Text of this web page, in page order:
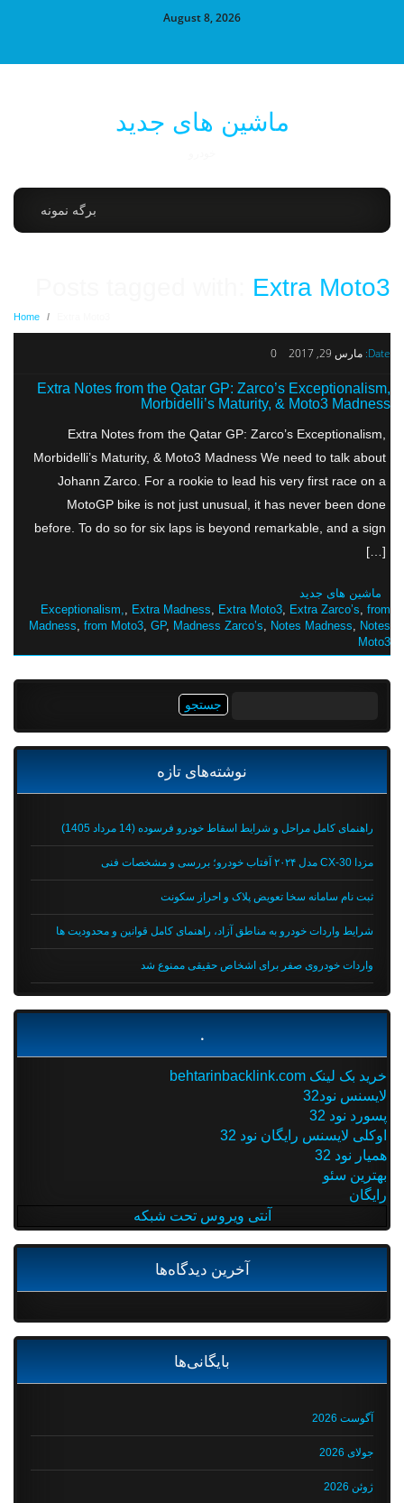
August 8, 2026
ماشین های جدید
برگه نمونه
Posts tagged with:Extra Moto3
Home
Date: مارس 29, 2017 0
Extra Notes from the Qatar GP: Zarco’s Exceptionalism,
Morbidelli’s Maturity, & Moto3 Madness
Extra Notes from the Qatar GP: Zarco’s Exceptionalism,
Morbidelli’s Maturity, & Moto3 Madness We need to talk about
Johann Zarco. For a rookie to lead his very first race on a
MotoGP bike is not just unusual, it has never been done
before. To do so for six laps is beyond remarkable, and a sign
[…]
ماشین های جدید
Exceptionalism,,Extra Madness,Extra Moto3,Extra Zarco’s,from
Madness,from Moto3,GP,Madness Zarco’s,Notes Madness,Notes
Moto3
نوشته‌های تازه
راهنمای کامل مراحل و شرایط اسقاط خودرو فرسوده (14 مرداد 1405)
مزدا CX-30 مدل ۲۰۲۴ آفتاب خودرو؛ بررسی و مشخصات فنی
ثبت نام سامانه سخا تعویض پلاک و احراز سکونت
شرایط واردات خودرو به مناطق آزاد، راهنمای کامل قوانین و محدودیت ها
واردات خودروی صفر برای اشخاص حقیقی ممنوع شد
خرید بک لینک behtarinbacklink.com
لایسنس نود32
پسورد نود 32
اوکلی لایسنس رایگان نود 32
همیار نود 32
بهترین سئو
رایگان
آنتی ویروس تحت شبکه
آخرین دیدگاه‌ها
بایگانی‌ها
آگوست 2026
جولای 2026
ژوئن 2026